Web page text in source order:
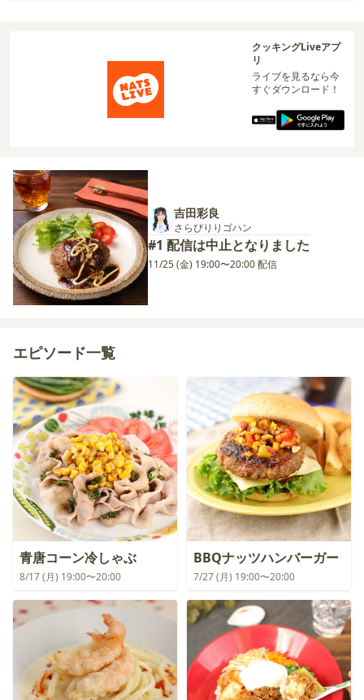
クッキングLiveアプ
リ
ライブを見るなら今
すぐダウンロード！
吉田彩良
さらぴりりゴハン
#1 配信は中止となりました
11/25 (金) 19:00〜20:00 配信
エピソード一覧
青唐コーン冷しゃぶ
8/17 (月) 19:00〜20:00
BBQナッツハンバーガー
7/27 (月) 19:00〜20:00